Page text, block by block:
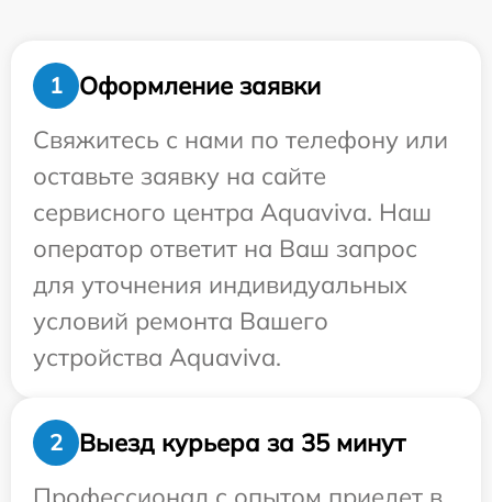
1
Оформление заявки
Свяжитесь с нами по телефону или
оставьте заявку на сайте
сервисного центра Aquaviva. Наш
оператор ответит на Ваш запрос
для уточнения индивидуальных
условий ремонта Вашего
устройства Aquaviva.
2
Выезд курьера за 35 минут